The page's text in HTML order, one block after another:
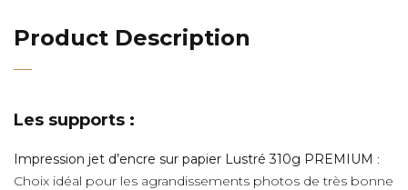
Product Description
Les supports :
Impression jet d’encre sur papier Lustré 310g PREMIUM :
Choix idéal pour les agrandissements photos de très bonne